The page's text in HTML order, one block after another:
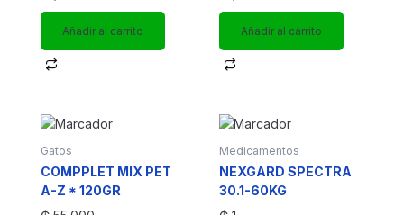
Añadir al carrito Añadir al carrito
Gatos
COMPPLET MIX PET
A-Z * 120GR
Medicamentos
NEXGARD SPECTRA
30.1-60KG